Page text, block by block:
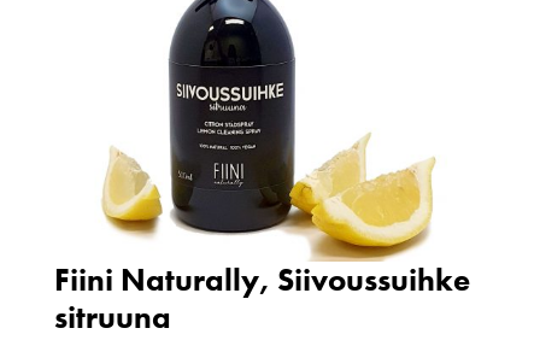
Fiini Naturally, Siivoussuihke
sitruuna